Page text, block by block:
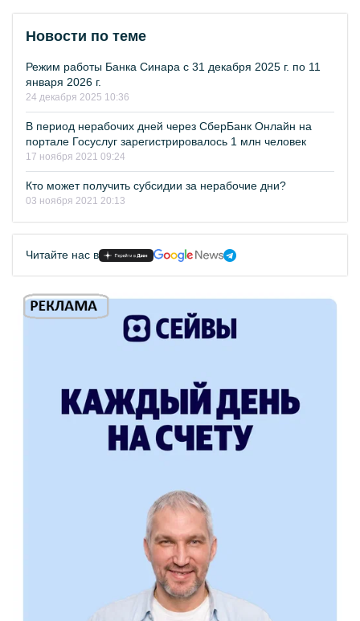
Новости по теме
Режим работы Банка Синара с 31 декабря 2025 г. по 11
января 2026 г.
24 декабря 2025 10:36
В период нерабочих дней через СберБанк Онлайн на
портале Госуслуг зарегистрировалось 1 млн человек
17 ноября 2021 09:24
Кто может получить субсидии за нерабочие дни?
03 ноября 2021 20:13
Читайте нас в